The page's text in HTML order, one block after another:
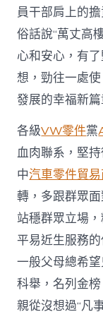
員干部肩上的
俗話說“萬丈高
心和安心，有
想，勁往一處
發展的幸福新篇
各級VW零件黨
血肉聯系，堅
中汽車零件貿
轉，多跟群眾
站穩群眾立場
平易近生服務
一般父母總希
科舉，名列金
親從沒想過“凡